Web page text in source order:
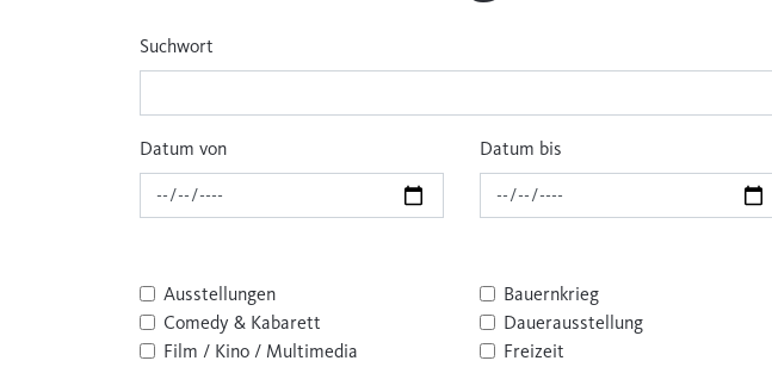
Suchwort
Datum von Datum bis
Ausstellungen Bauernkrieg
Comedy & Kabarett
Dauerausstellung
Film / Kino / Multimedia
Freizeit